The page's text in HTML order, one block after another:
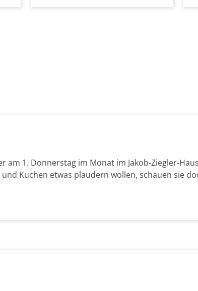
am 1. Donnerstag im Monat im Jakob-Ziegler-
Kuchen etwas plaudern wollen, schauen sie